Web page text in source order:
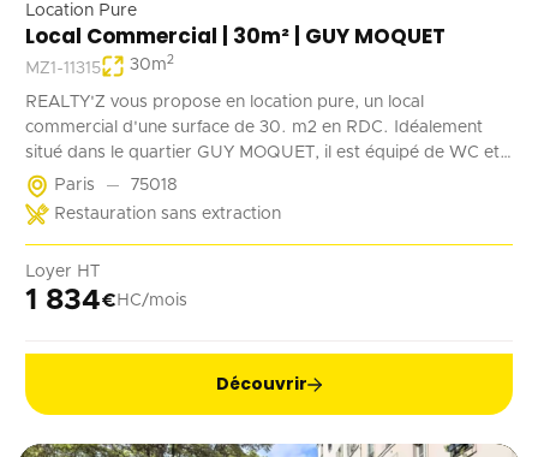
Location Pure
Local Commercial | 30m² | GUY MOQUET
MZ1-11315 30m2
REALTY'Z vous propose en location pure, un local
commercial d'une surface de 30. m2 en RDC. Idéalement
situé dans le quartier GUY MOQUET, il est équipé de WC et
d'un point d'eau. Il convient parfaitement à une activité de
coffee shop, barber, alimentation ...
Paris
75018
Restauration sans extraction
Loyer HT
1 834€ HC/mois
Découvrir